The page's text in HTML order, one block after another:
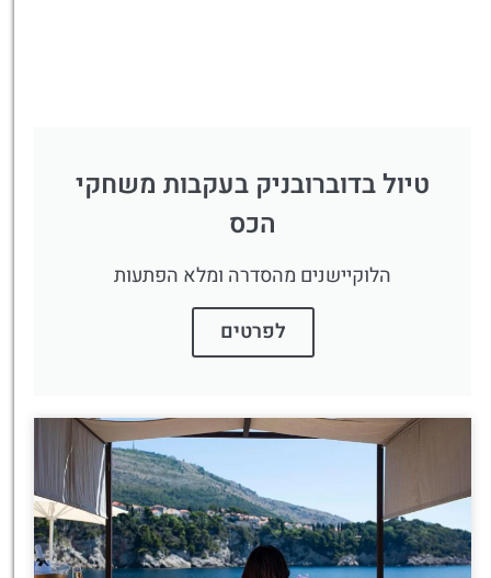
טיול בדוברובניק בעקבות משחקי
הכס
הלוקיישנים מהסדרה ומלא הפתעות
לפרטים